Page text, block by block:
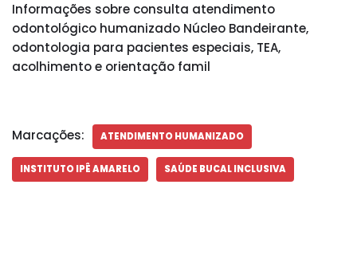
Informações sobre consulta atendimento
odontológico humanizado Núcleo Bandeirante,
odontologia para pacientes especiais, TEA,
acolhimento e orientação famil
Marcações: ATENDIMENTO HUMANIZADO
INSTITUTO IPÊ AMARELO SAÚDE BUCAL INCLUSIVA